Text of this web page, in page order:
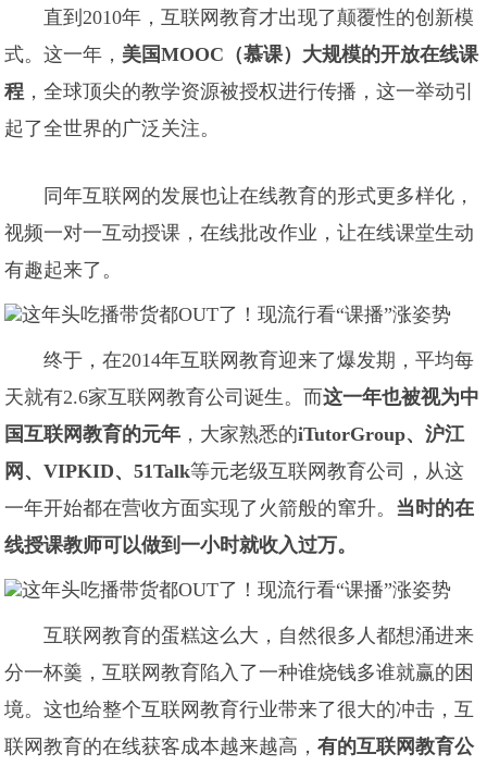
直到2010年，互联网教育才出现了颠覆性的创新模
式。这一年， 美国MOOC（慕课）大规模的开放在线课
程 ，全球顶尖的教学资源被授权进行传播，这一举动引
起了全世界的广泛关注。
同年互联网的发展也让在线教育的形式更多样化，
视频一对一互动授课，在线批改作业，让在线课堂生动
有趣起来了。
终于，在2014年互联网教育迎来了爆发期，平均每
天就有2.6家互联网教育公司诞生。而这一年也被视为中
国互联网教育的元年 ，大家熟悉的iTutorGroup、沪江
网、VIPKID、51Talk等元老级互联网教育公司，从这
一年开始都在营收方面实现了火箭般的窜升。 当时的在
线授课教师可以做到一小时就收入过万。
互联网教育的蛋糕这么大，自然很多人都想涌进来
分一杯羹，互联网教育陷入了一种谁烧钱多谁就赢的困
境。这也给整个互联网教育行业带来了很大的冲击，互
联网教育的在线获客成本越来越高，有的互联网教育公